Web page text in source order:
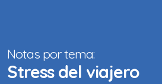
Notas por tema:
Stress del viajero